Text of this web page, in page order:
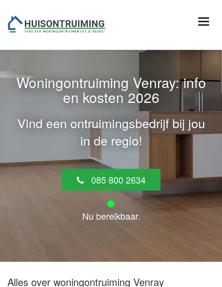
Woningontruiming Venray: info
en kosten 2026
Vind een ontruimingsbedrijf bij jou
in de regio!
085 800 2634
Nu bereikbaar.
Alles over woningontruiming Venray